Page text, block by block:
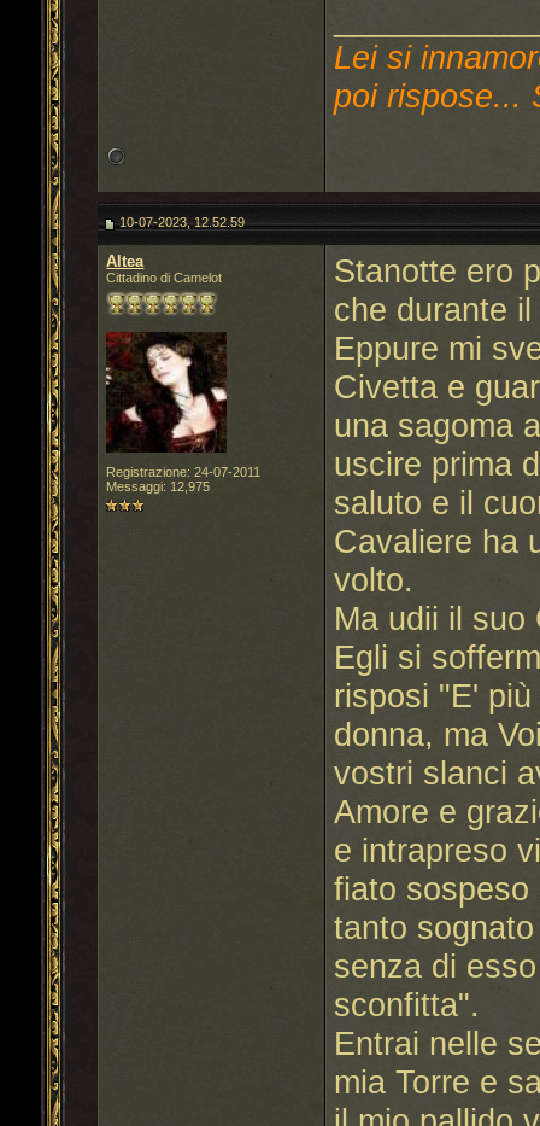
Lei si
poi rispose...
10-07-2023, 12.52.59
Altea
Cittadino di Camelot
Registrazione: 24-07-2011
Messaggi: 12,975
Stanotte ero
che durante
Eppure mi
Civetta e
una sagoma
uscire prima
saluto e il
Cavaliere ha
volto.
Ma udii il suo
Egli si
risposi "E'
donna, ma
vostri slanci
Amore e
e intrapreso
fiato
tanto
senza di
sconfitta".
Entrai nelle
mia Torre e